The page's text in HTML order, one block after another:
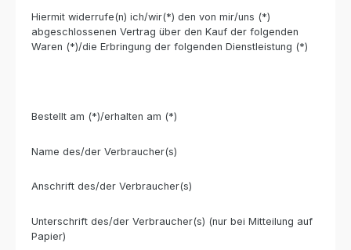
Hiermit widerrufe(n) ich/wir(*) den von mir/uns (*)
abgeschlossenen Vertrag über den Kauf der folgenden
Waren (*)/die Erbringung der folgenden Dienstleistung (*)
Bestellt am (*)/erhalten am (*)
Name des/der Verbraucher(s)
Anschrift des/der Verbraucher(s)
Unterschrift des/der Verbraucher(s) (nur bei Mitteilung auf
Papier)